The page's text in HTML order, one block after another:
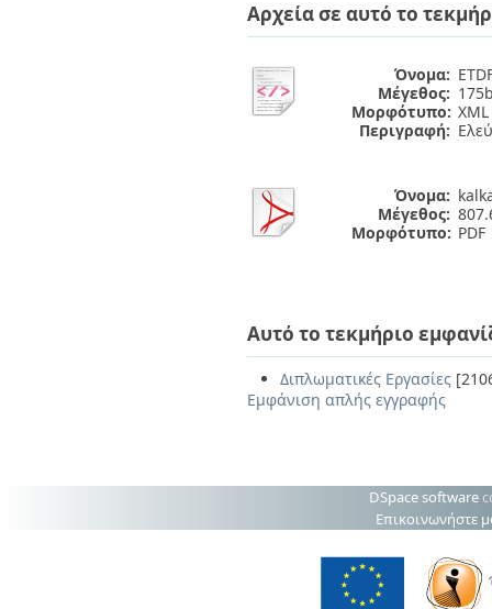
Αρχεία σε αυτό το
Όνομα:
Μέγεθος:
Μορφότυπο: XML
Περιγραφή:
Όνομα:
Μέγεθος:
Μορφότυπο: PDF
Αυτό το τεκμήριο
Διπλωματικές Εργασίες
Εμφάνιση απλής εγγραφής
DSpace software
Επικοινωνήστε